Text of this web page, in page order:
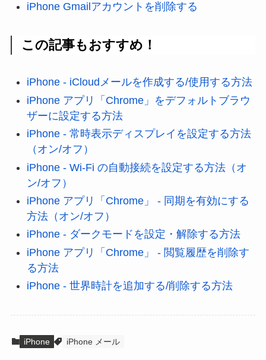
iPhone Gmailアカウントを削除する
この記事もおすすめ！
iPhone - iCloudメールを作成する/使用する方法
iPhone アプリ「Chrome」をデフォルトブラウ
ザーに設定する方法
iPhone - 常時表示ディスプレイを設定する方法
（オン/オフ）
iPhone - Wi-Fi の自動接続を設定する方法（オ
ン/オフ）
iPhone アプリ「Chrome」 - 同期を有効にする
方法（オン/オフ）
iPhone - ダークモードを設定・解除する方法
iPhone アプリ「Chrome」 - 閲覧履歴を削除す
る方法
iPhone - 世界時計を追加する/削除する方法
iPhone iPhone メール